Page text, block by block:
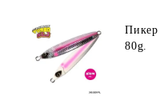
Пикер
80g.